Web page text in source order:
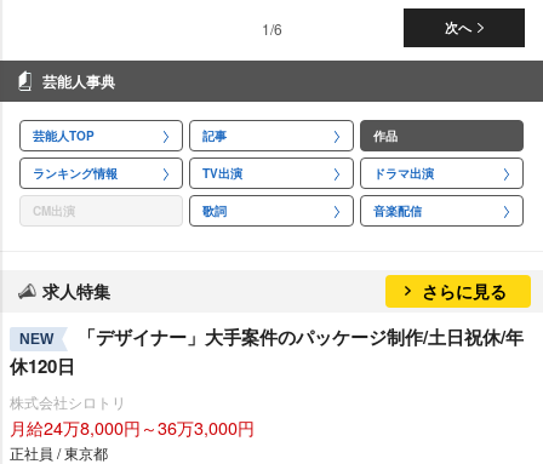
次へ
1/6
芸能人事典
芸能人TOP 記事 作品
ランキング情報 TV出演 ドラマ出演
CM出演 歌詞 音楽配信
求人特集 さらに見る
NEW
「デザイナー」大手案件のパッケージ制作/土日祝休/年
休120日
株式会社シロトリ
月給24万8,000円～36万3,000円
正社員 / 東京都